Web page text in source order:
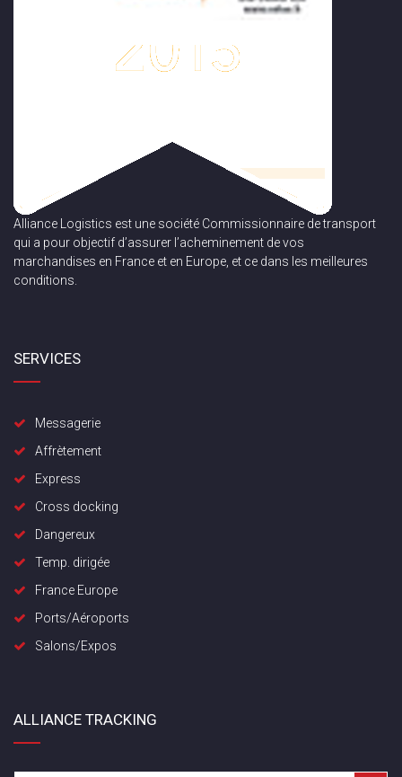
Alliance Logistics est une société Commissionnaire de transport
qui a pour objectif d’assurer l’acheminement de vos
marchandises en France et en Europe, et ce dans les meilleures
conditions.
SERVICES
Messagerie
Affrètement
Express
Cross docking
Dangereux
Temp. dirigée
France Europe
Ports/Aéroports
Salons/Expos
ALLIANCE TRACKING